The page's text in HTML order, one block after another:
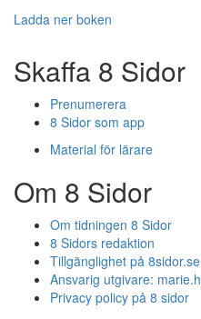
Ladda ner boken
Skaffa 8 Sidor
Prenumerera
8 Sidor som app
Material för lärare
Om 8 Sidor
Om tidningen 8 Sidor
8 Sidors redaktion
Tillgänglighet på 8sidor.se
Ansvarig utgivare:
Privacy policy på 8 sidor